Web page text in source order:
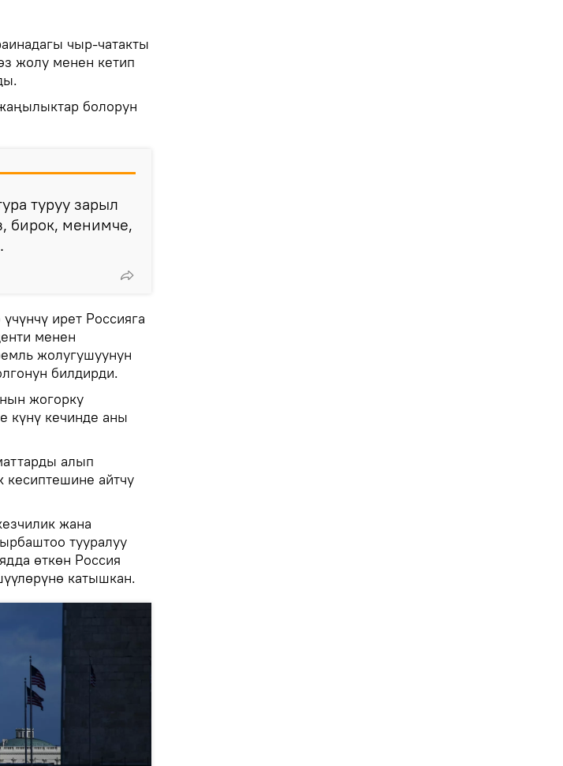
чыр-чатакты
жолу менен кетип
болорун
туруу зарыл
бирок, менимче,
ирет Россияга
менен
жолугушуунун
билдирди.
жогорку
күнү кечинде аны
алып
кесиптешине айтчу
жана
тууралуу
өткөн Россия
катышкан.